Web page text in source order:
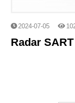
2024-07-05
Radar